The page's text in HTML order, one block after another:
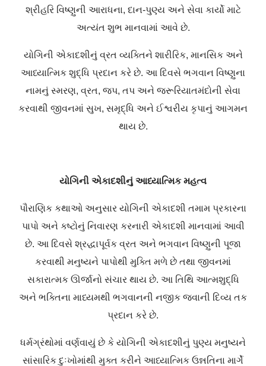
શ્રીહરિ વિષ્ણુની આરાધના, દાન-પુણ્ય અને સેવા કાર્યો માટે
અત્યંત શુભ માનવામાં આવે છે.
યોગિની એકાદશીનું વ્રત વ્યક્તિને શારીરિક, માનસિક અને
આધ્યાત્મિક શુદ્ધિ પ્રદાન કરે છે. આ દિવસે ભગવાન વિષ્ણુના
નામનું સ્મરણ, વ્રત, જપ, તપ અને જરૂરિયાતમંદોની સેવા
કરવાથી જીવનમાં સુખ, સમૃદ્ધિ અને ઈશ્વરીય કૃપાનું આગમન
થાય છે.
યોગિની એકાદશીનું આધ્યાત્મિક મહત્વ
પૌરાણિક કથાઓ અનુસાર યોગિની એકાદશી તમામ પ્રકારના
પાપો અને કષ્ટોનું નિવારણ કરનારી એકાદશી માનવામાં આવી
છે. આ દિવસે શ્રદ્ધાપૂર્વક વ્રત અને ભગવાન વિષ્ણુની પૂજા
કરવાથી મનુષ્યને પાપોથી મુક્તિ મળે છે તથા જીવનમાં
સકારાત્મક ઊર્જાનો સંચાર થાય છે. આ તિથિ આત્મશુદ્ધિ
અને ભક્તિના માધ્યમથી ભગવાનની નજીક જવાની દિવ્ય તક
પ્રદાન કરે છે.
ધર્મગ્રંથોમાં વર્ણવાયું છે કે યોગિની એકાદશીનું પુણ્ય મનુષ્યને
સાંસારિક દુઃખોમાંથી મુક્ત કરીને આધ્યાત્મિક ઉન્નતિના માર્ગે